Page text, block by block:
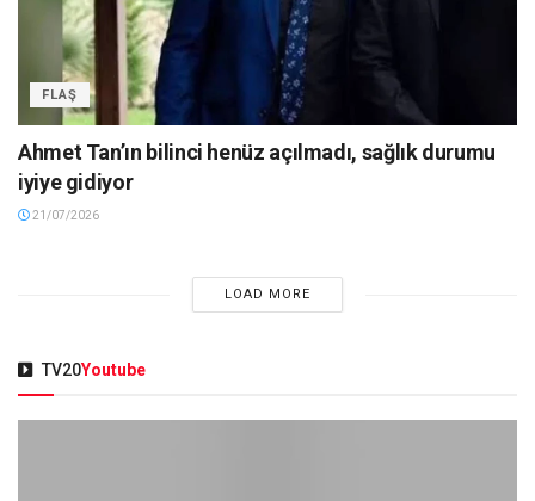
FLAŞ
Ahmet Tan’ın bilinci henüz açılmadı, sağlık durumu
iyiye gidiyor
21/07/2026
LOAD MORE
TV20Youtube